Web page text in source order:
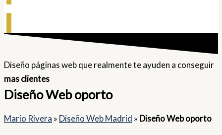
Diseño páginas web que realmente te ayuden a conseguir
mas clientes
Diseño Web oporto
Mario Rivera » Diseño Web Madrid » Diseño Web oporto